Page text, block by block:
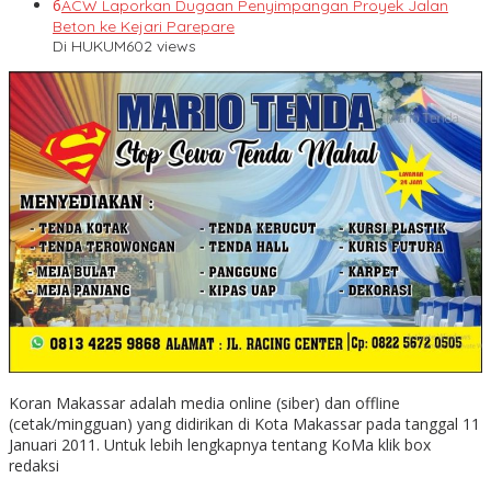
6ACW Laporkan Dugaan Penyimpangan Proyek Jalan
Beton ke Kejari Parepare
Di HUKUM602 views
Koran Makassar adalah media online (siber) dan offline
(cetak/mingguan) yang didirikan di Kota Makassar pada tanggal 11
Januari 2011. Untuk lebih lengkapnya tentang KoMa klik box
redaksi